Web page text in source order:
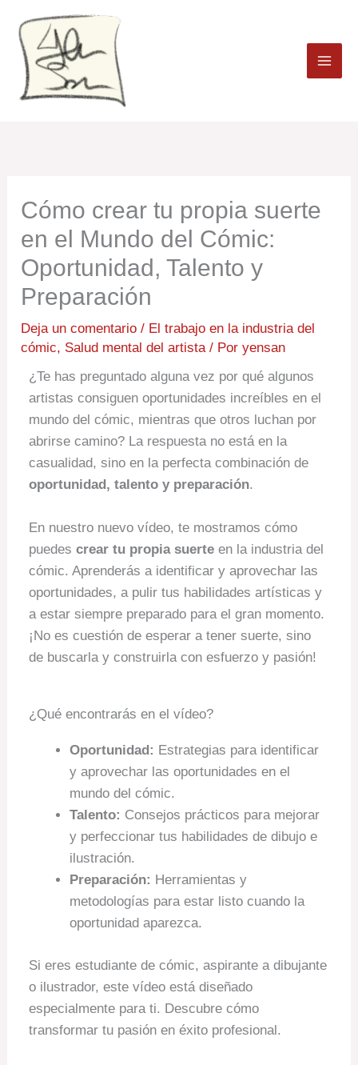
contenido
Cómo crear tu propia suerte
en el Mundo del Cómic:
Oportunidad, Talento y
Preparación
Deja un comentario / El trabajo en la industria del
cómic, Salud mental del artista/ Poryensan
¿Te has preguntado alguna vez por qué algunos
artistas consiguen oportunidades increíbles en el
mundo del cómic, mientras que otros luchan por
abrirse camino? La respuesta no está en la
casualidad, sino en la perfecta combinación de
oportunidad, talento y preparación.
En nuestro nuevo vídeo, te mostramos cómo
puedescrear tu propia suerte en la industria del
cómic. Aprenderás a identificar y aprovechar las
oportunidades, a pulir tus habilidades artísticas y
a estar siempre preparado para el gran momento.
¡No es cuestión de esperar a tener suerte, sino
de buscarla y construirla con esfuerzo y pasión!
¿Qué encontrarás en el vídeo?
Oportunidad: Estrategias para identificar
y aprovechar las oportunidades en el
mundo del cómic.
Talento: Consejos prácticos para mejorar
y perfeccionar tus habilidades de dibujo e
ilustración.
Preparación: Herramientas y
metodologías para estar listo cuando la
oportunidad aparezca.
Si eres estudiante de cómic, aspirante a dibujante
o ilustrador, este vídeo está diseñado
especialmente para ti. Descubre cómo
transformar tu pasión en éxito profesional.